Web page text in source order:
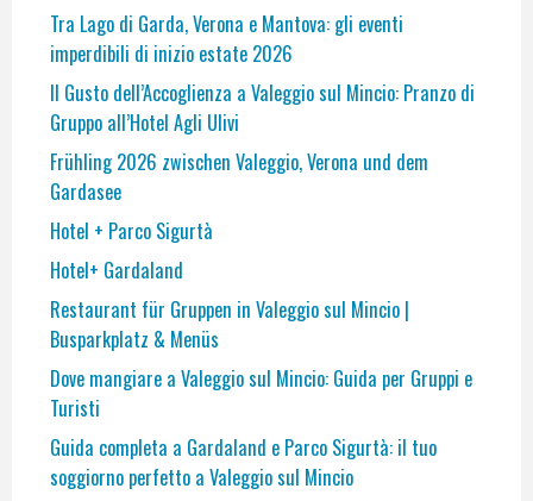
Tra Lago di Garda, Verona e Mantova: gli eventi
imperdibili di inizio estate 2026
Il Gusto dell’Accoglienza a Valeggio sul Mincio: Pranzo di
Gruppo all’Hotel Agli Ulivi
Frühling 2026 zwischen Valeggio, Verona und dem
Gardasee
Hotel + Parco Sigurtà
Hotel+ Gardaland
Restaurant für Gruppen in Valeggio sul Mincio |
Busparkplatz & Menüs
Dove mangiare a Valeggio sul Mincio: Guida per Gruppi e
Turisti
Guida completa a Gardaland e Parco Sigurtà: il tuo
soggiorno perfetto a Valeggio sul Mincio